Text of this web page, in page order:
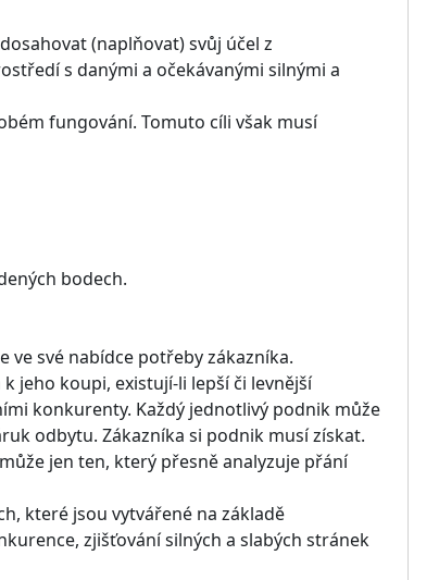
(naplňovat) svůj účel z
s danými a očekávanými silnými a
fungování. Tomuto cíli však musí
bodech.
své nabídce potřeby zákazníka.
jeho koupi, existují-li lepší či levnější
konkurenty. Každý jednotlivý podnik může
odbytu. Zákazníka si podnik musí získat.
jen ten, který přesně analyzuje přání
které jsou vytvářené na základě
zjišťování silných a slabých stránek